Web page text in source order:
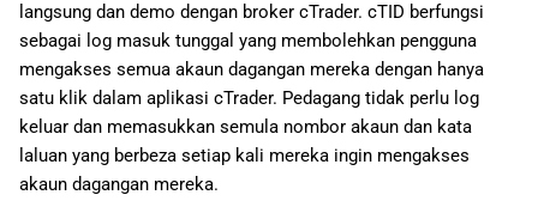
langsung dan demo dengan broker cTrader. cTID berfungsi
sebagai log masuk tunggal yang membolehkan pengguna
mengakses semua akaun dagangan mereka dengan hanya
satu klik dalam aplikasi cTrader. Pedagang tidak perlu log
keluar dan memasukkan semula nombor akaun dan kata
laluan yang berbeza setiap kali mereka ingin mengakses
akaun dagangan mereka.